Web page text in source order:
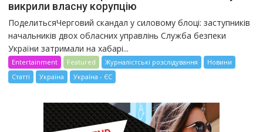
викрили власну корупцію
ПоделитьсяЧерговий скандал у силовому блоці: заступників
начальників двох обласних управлінь Служба безпеки
України затримали на хабарі...
Entertainment Featured Журналістські розслідування
Новини
Статті
Україна Україна - ЄС